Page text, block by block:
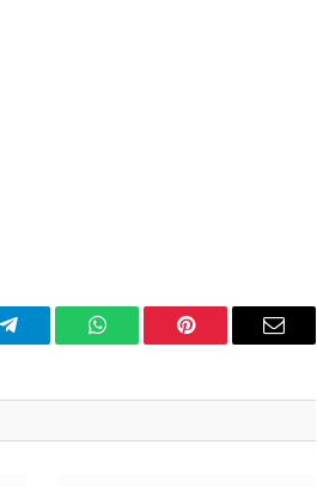
Telegram WhatsAppPinterest Email